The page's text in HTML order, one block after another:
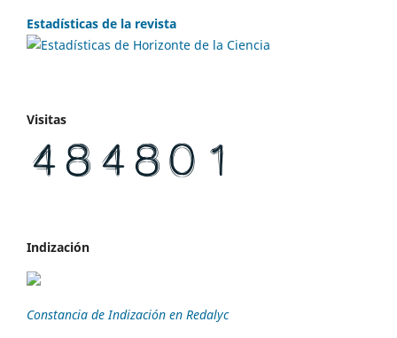
Estadísticas de la revista
Visitas
Indización
Constancia de Indización en Redalyc